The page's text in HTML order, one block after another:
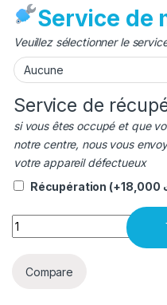
Service de
Veuillez sélectionner le
Service de
si vous êtes occupé et que
notre centre, nous vous
votre appareil défectueux
Récupération (+
quantité Batterie Nokia N3.1
Compare